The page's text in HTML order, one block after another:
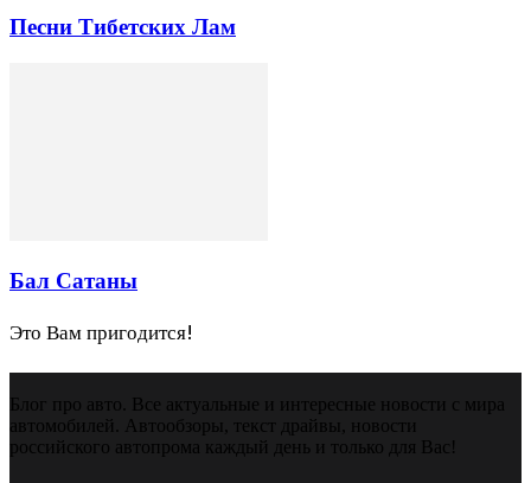
Песни Тибетских Лам
Бал Сатаны
Это Вам пригодится!
Блог про авто. Все актуальные и интересные новости с мира
автомобилей. Автообзоры, текст драйвы, новости
российского автопрома каждый день и только для Вас!